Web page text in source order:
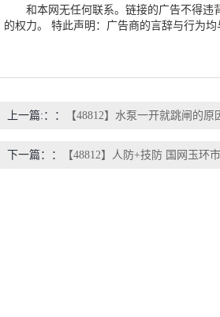
和本网无任何联系。链接的广告不得违
的权力。 特此声明：广告商的言辞与行为
上一篇:： 【48812】水泵一开就跳闸的原
下一篇： 【48812】人防+技防 国网玉环